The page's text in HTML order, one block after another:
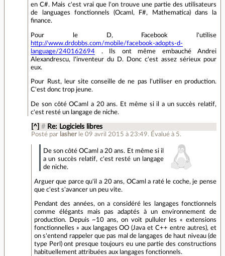
en C#. Mais c'est vrai que l'on trouve une partie des utilisateurs
de languages fonctionnels (Ocaml, F#, Mathematica) dans la
finance.
Pour le D, Facebook l'utilise
http://www.drdobbs.com/mobile/facebook-adopts-d-
language/240162694
. Ils ont même embauché Andrei
Alexandrescu, l'inventeur du D. Donc c'est assez sérieux pour
eux.
Pour Rust, leur site conseille de ne pas l'utiliser en production.
C'est donc trop jeune.
De son côté OCaml a 20 ans. Et même si il a un succès relatif,
c'est resté un langage de niche.
[^] # Re: Logiciels libres
Posté par lasher le 09 avril 2015 à 23:49. Évalué à 5.
De son côté OCaml a 20 ans. Et même si il
a un succès relatif, c'est resté un langage
de niche.
Arguer que parce qu'il a 20 ans, OCaml a raté le coche, je pense
que c'est s'avancer un peu vite.
Pendant des années, on a considéré les langages fonctionnels
comme élégants mais pas adaptés à un environnement de
production. Depuis ~10 ans, on voit pulluler les « extensions
fonctionnelles » aux langages OO (Java et C++ entre autres), et
on s'entend rappeler que pas mal de langages de haut niveau (de
type Perl) ont presque toujours eu une partie des constructions
habituellement attribuées aux langages fonctionnels.